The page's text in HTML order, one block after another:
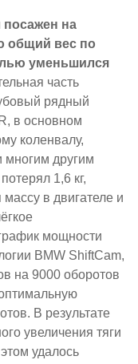
посажен на
общий вес по
уменьшился
часть
рядный
в основном
коленвалу,
многим другим
1,6 кг,
в двигателе и
мощности
BMW ShiftCam,
на 9000 оборотов
В результате
увеличения тяги
удалось